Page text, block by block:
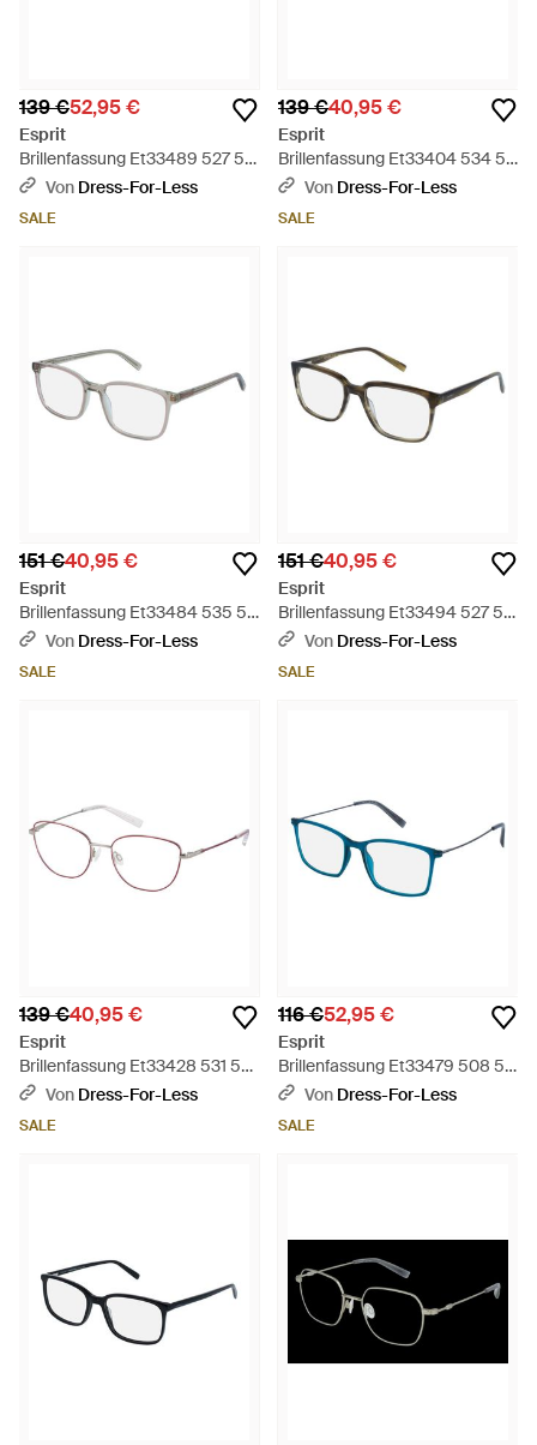
139 €52,95 €
Esprit
Brillenfassung Et33489 527 53
- Schwarz
Von Dress-For-Less
SALE
139 €40,95 €
Esprit
Brillenfassung Et33404 534 52
- Schwarz
Von Dress-For-Less
SALE
151 €40,95 €
Esprit
Brillenfassung Et33484 535 54
- Schwarz
Von Dress-For-Less
SALE
151 €40,95 €
Esprit
Brillenfassung Et33494 527 54
- Schwarz
Von Dress-For-Less
SALE
139 €40,95 €
Esprit
Brillenfassung Et33428 531 52
- Schwarz
Von Dress-For-Less
SALE
116 €52,95 €
Esprit
Brillenfassung Et33479 508 54
- Schwarz
Von Dress-For-Less
SALE